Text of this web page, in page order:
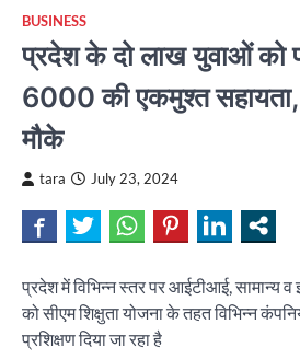
BUSINESS
प्रदेश के दो लाख युवाओं को
6000 की एकमुश्त
मौके
tara July 23, 2024
प्रदेश में विभिन्न स्तर पर आईटीआई, सामान्य
को सीएम शिक्षुता योजना के तहत विभिन्न
प्रशिक्षण दिया जा रहा है